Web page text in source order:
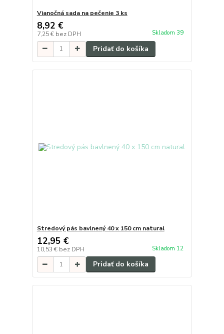
Vianočná sada na pečenie 3 ks
8,92 €
7,25 € bez DPH Skladom 39
Pridať do košíka
Stredový pás bavlnený 40 x 150 cm natural
12,95 €
10,53 € bez DPH Skladom 12
Pridať do košíka